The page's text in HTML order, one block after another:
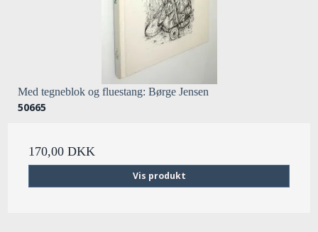
Med tegneblok og fluestang: Børge Jensen
50665
170,00 DKK
Vis produkt